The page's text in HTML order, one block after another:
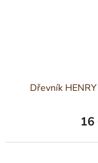
Dřevník
16